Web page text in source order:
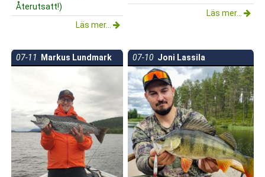
Återutsatt!)
Läs mer...
Läs mer...
07-11 Markus Lundmark 07-10 Joni Lassila